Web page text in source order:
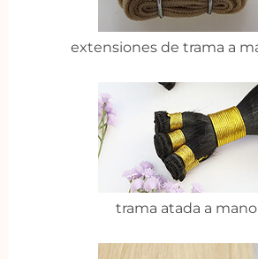
extensiones de trama a
trama atada a mano